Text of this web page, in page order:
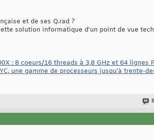
et de ses Q.rad ?
solution informatique d'un point de vue
: 8 coeurs/16 threads à 3,8 GHz et 64 lignes
une gamme de processeurs jusqu'à trente-